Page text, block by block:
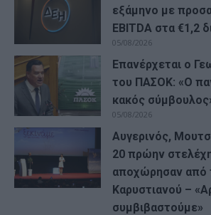
εξάμηνο με
EBITDA στα €1,2
05/08/2026
Επανέρχεται ο
του ΠΑΣΟΚ: «Ο
κακός
05/08/2026
Αυγερινός,
20 πρώην
αποχώρησαν από
Καρυστιανού –
συμβιβαστούμε»